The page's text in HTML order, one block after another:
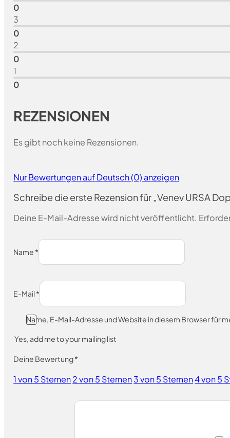
0
3
0
2
0
1
0
REZENSIONEN
Es gibt noch keine Rezensionen.
Nur Bewertungen auf Deutsch (0) anzeigen
Schreibe die erste Rezension für „Venev URSA
Deine E-Mail-Adresse wird nicht veröffentlicht.
Name *
E-Mail*
Name, E-Mail-Adresse und Website in diesem Browser für
Yes, add me to your mailing list
Deine Bewertung*
1 von 5 Sternen2 von 5 Sternen3 von 5 Sternen4 von 5